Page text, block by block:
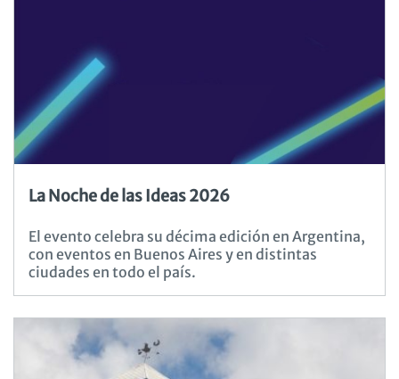
La Noche de las Ideas 2026
El evento celebra su décima edición en Argentina,
con eventos en Buenos Aires y en distintas
ciudades en todo el país.